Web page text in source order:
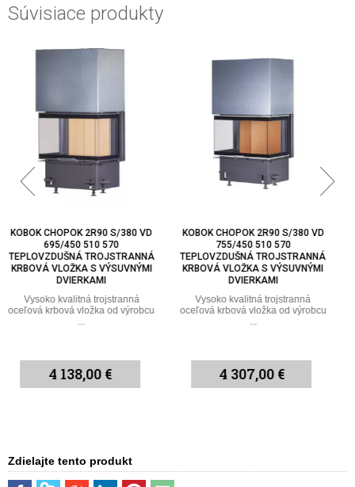
Súvisiace produkty
KOBOK CHOPOK 2R90 S/380 VD
755/450 510 570
TEPLOVZDUŠNÁ TROJSTRANNÁ
KRBOVÁ VLOŽKA S VÝSUVNÝMI
DVIERKAMI
Vysoko kvalitná trojstranná
oceľová krbová vložka od výrobcu
4 307,00 €
KOBOK CHOPOK 2R90 S/380 VD
805/450 510 570
TEPLOVZDUŠNÁ TROJSTRANNÁ
KRBOVÁ VLOŽKA S VÝSUVNÝMI
DVIERKAMI
Vysoko kvalitná trojstranná
oceľová krbová vložka od výrobcu
4 475,00 €
Zdielajte tento produkt